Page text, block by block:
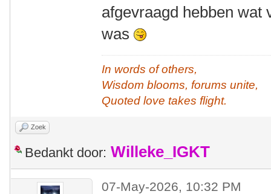
afgevraagd hebben wat
was
In words of others,
Wisdom blooms, forums unite,
Quoted love takes flight.
Zoek
Bedankt door: Willeke_IGKT
07-May-2026, 10:32 PM